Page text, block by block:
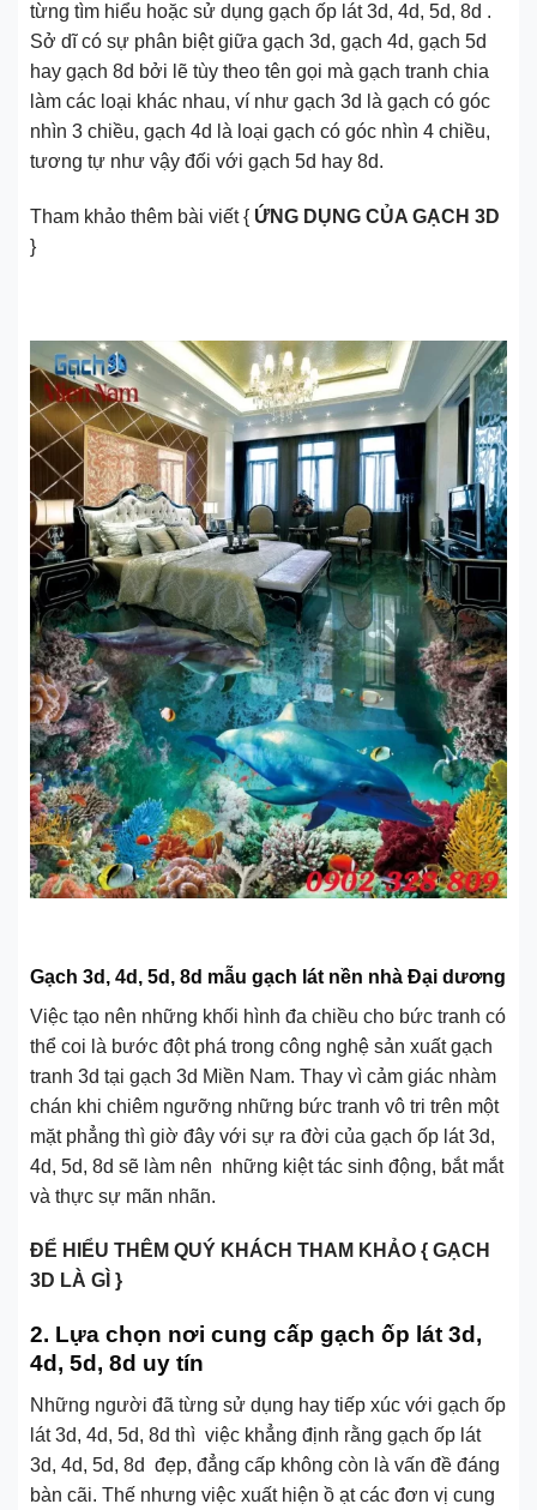
từng tìm hiểu hoặc sử dụng gạch ốp lát 3d, 4d, 5d, 8d .
Sở dĩ có sự phân biệt giữa gạch 3d, gạch 4d, gạch 5d
hay gạch 8d bởi lẽ tùy theo tên gọi mà gạch tranh chia
làm các loại khác nhau, ví như gạch 3d là gạch có góc
nhìn 3 chiều, gạch 4d là loại gạch có góc nhìn 4 chiều,
tương tự như vậy đối với gạch 5d hay 8d.
Tham khảo thêm bài viết { ỨNG DỤNG CỦA GẠCH 3D
}
Gạch 3d, 4d, 5d, 8d mẫu gạch lát nền nhà Đại dương
Việc tạo nên những khối hình đa chiều cho bức tranh có
thể coi là bước đột phá trong công nghệ sản xuất gạch
tranh 3d tại gạch 3d Miền Nam. Thay vì cảm giác nhàm
chán khi chiêm ngưỡng những bức tranh vô tri trên một
mặt phẳng thì giờ đây với sự ra đời của gạch ốp lát 3d,
4d, 5d, 8d sẽ làm nên những kiệt tác sinh động, bắt mắt
và thực sự mãn nhãn.
ĐỂ HIỂU THÊM QUÝ KHÁCH THAM KHẢO { GẠCH
3D LÀ GÌ }
2. Lựa chọn nơi cung cấp gạch ốp lát 3d,
4d, 5d, 8d uy tín
Những người đã từng sử dụng hay tiếp xúc với gạch ốp
lát 3d, 4d, 5d, 8d thì việc khẳng định rằng gạch ốp lát
3d, 4d, 5d, 8d đẹp, đẳng cấp không còn là vấn đề đáng
bàn cãi. Thế nhưng việc xuất hiện ồ ạt các đơn vị cung